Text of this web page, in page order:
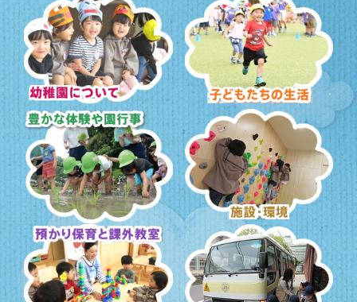
幼稚園について 子どもたちの生活
豊かな体験と園行事 施設・環境